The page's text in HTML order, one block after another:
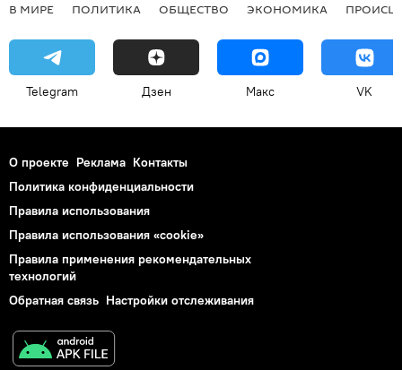
В МИРЕ ПОЛИТИКА ОБЩЕСТВО ЭКОНОМИКА
Telegram Дзен Макс VK
О проекте Реклама Контакты
Политика конфиденциальности
Правила использования
Правила использования «cookie»
Правила применения рекомендательных
технологий
Обратная связь Настройки отслеживания